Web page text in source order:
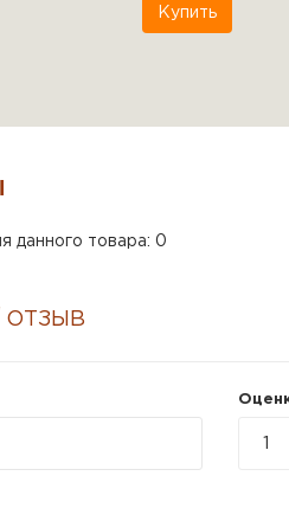
Купить
данного товара: 0
ОТЗЫВ